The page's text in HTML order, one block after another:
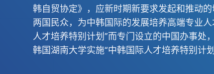
韩自贸协定》，应新时期新要求发起和推动
两国民众，为中韩国际的发展培养高端专业
人才培养特别计划”而专门设立的中国办事处
韩国湖南大学实施“中韩国际人才培养特别计划